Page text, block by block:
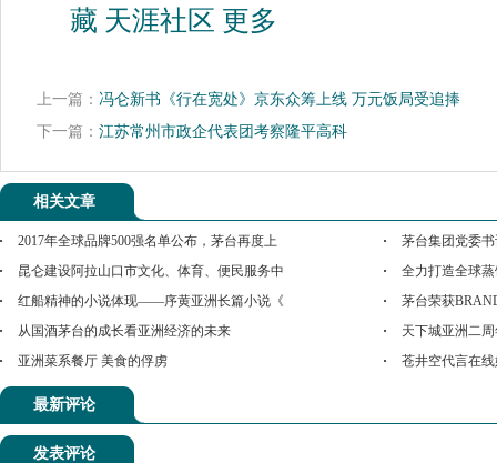
藏 天涯社区 更多
上一篇： 冯仑新书《行在宽处》京东众筹上线 万元饭局受追捧
下一篇： 江苏常州市政企代表团考察隆平高科
相关文章
2017年全球品牌500强名单公布，茅台再度上
茅台集团党委
昆仑建设阿拉山口市文化、体育、便民服务中
全力打造全球
红船精神的小说体现——序黄亚洲长篇小说《
茅台荣获
从国酒茅台的成长看亚洲经济的未来
天下城亚洲二
亚洲菜系餐厅 美食的俘虏
苍井空代言在
最新评论
发表评论